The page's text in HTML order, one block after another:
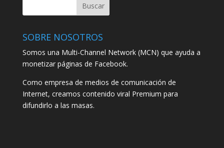
SOBRE NOSOTROS
Somos una Multi-Channel Network (MCN) que ayuda a
monetizar páginas de Facebook.
Como empresa de medios de comunicación de
Internet, creamos contenido viral Premium para
difundirlo a las masas.